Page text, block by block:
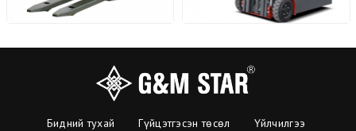
Бидний тухай Гүйцэтгэсэн төсөл
Үйлчилгээ